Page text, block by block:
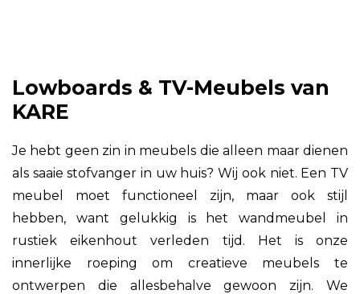
Lowboards & TV-Meubels van
KARE
Je hebt geen zin in meubels die alleen maar dienen
als saaie stofvanger in uw huis? Wij ook niet. Een TV
meubel moet functioneel zijn, maar ook stijl
hebben, want gelukkig is het wandmeubel in
rustiek eikenhout verleden tijd. Het is onze
innerlijke roeping om creatieve meubels te
ontwerpen die allesbehalve gewoon zijn. We